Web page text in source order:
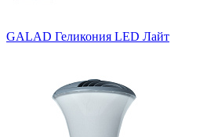
GALAD Геликония LED Лайт